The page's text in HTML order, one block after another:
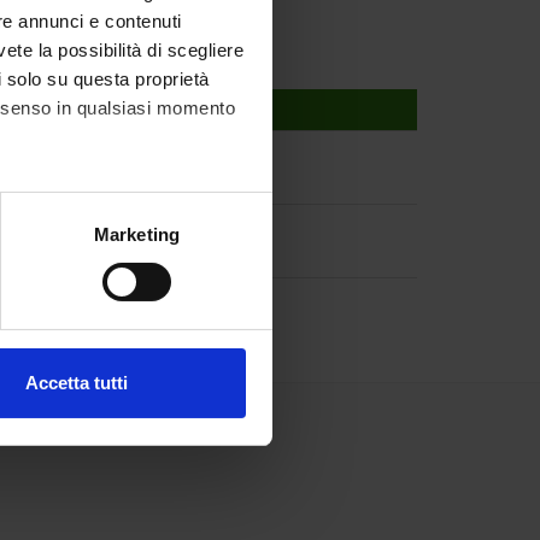
annunci e contenuti
la possibilità di scegliere
su questa proprietà
in qualsiasi momento
metro,Marketing
Accetta tutti